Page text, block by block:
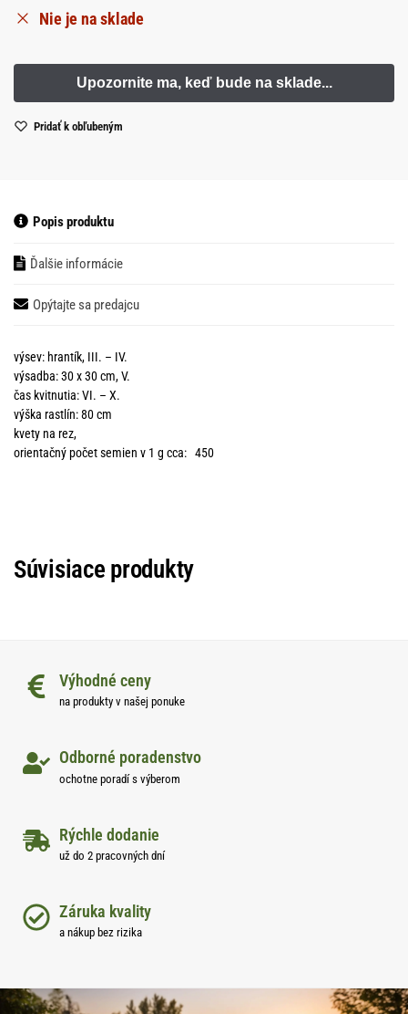
Nie je na sklade
Pridať k obľubeným
Popis produktu
Ďalšie informácie
Opýtajte sa predajcu
výsev: hrantík, III. – IV.
výsadba: 30 x 30 cm, V.
čas kvitnutia: VI. – X.
výška rastlín: 80 cm
kvety na rez,
orientačný počet semien v 1 g cca: 450
Súvisiace produkty
Výhodné ceny
na produkty v našej ponuke
Odborné poradenstvo
ochotne poradí s výberom
Rýchle dodanie
už do 2 pracovných dní
Záruka kvality
a nákup bez rizika